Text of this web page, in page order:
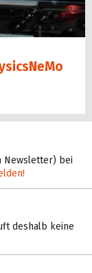
Newsletter) bei
deshalb keine